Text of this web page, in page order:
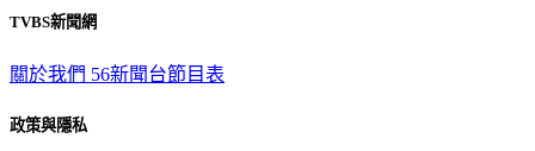
TVBS新聞網
關於我們 56新聞台節目表
政策與隱私